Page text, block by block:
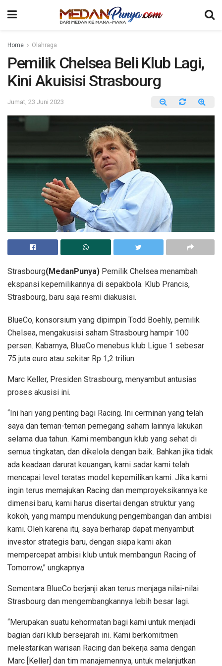
Home Olahraga
Pemilik Chelsea Beli Klub Lagi,
Kini Akuisisi Strasbourg
Jumat, 23 Juni 2023
Strasbourg(MedanPunya) Pemilik Chelsea menambah
ekspansi kepemilikannya di sepakbola. Klub Prancis,
Strasbourg, baru saja resmi diakusisi.
BlueCo, konsorsium yang dipimpin Todd Boehly, pemilik
Chelsea, mengakusisi saham Strasbourg hampir 100
persen. Kabarnya, BlueCo menebus klub Ligue 1 sebesar
75 juta euro atau sekitar Rp 1,2 triliun.
Marc Keller, Presiden Strasbourg, menyambut antusias
proses akusisi ini.
“Ini hari yang penting bagi Racing. Ini cerminan yang telah
saya dan teman-teman pemegang saham lainnya lakukan
selama dua tahun. Kami membangun klub yang sehat di
semua tingkatan, dan dikelola dengan baik. Bahkan jika tidak
ada keadaan darurat keuangan, kami sadar kami telah
mencapai level teratas model kepemilikan kami. Jika kami
ingin terus memajukan Racing dan memproyeksikannya ke
dimensi baru, kami harus disertai dengan struktur yang
kokoh, yang mampu mendukung pengembangan dan ambisi
kami. Oleh karena itu, saya berharap dapat menyambut
investor strategis baru, dengan siapa kami akan
mempercepat ambisi klub untuk membangun Racing of
Tomorrow,” ungkapnya
Sementara BlueCo berjanji akan terus menjaga nilai-nilai
Strasbourg dan mengembangkannya lebih besar lagi.
“Merupakan suatu kehormatan bagi kami untuk menjadi
bagian dari klub bersejarah ini. Kami berkomitmen
melestarikan warisan Racing dan bekerja sama dengan
Marc [Keller] dan tim manajemennya, untuk melanjutkan